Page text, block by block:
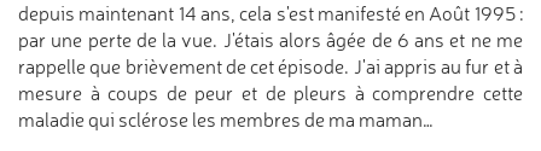
depuis maintenant 14 ans, cela s'est manifesté en Août 1995 :
par une perte de la vue. J'étais alors âgée de 6 ans et ne me
rappelle que brièvement de cet épisode. J'ai appris au fur et à
mesure à coups de peur et de pleurs à comprendre cette
maladie qui sclérose les membres de ma maman…